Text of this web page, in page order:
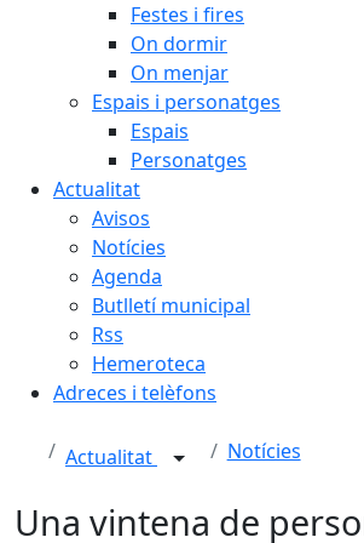
Festes i fires
On dormir
On menjar
Espais i personatges
Espais
Personatges
Actualitat
Avisos
Notícies
Agenda
Butlletí municipal
Rss
Hemeroteca
Adreces i telèfons
Actualitat Notícies
Una vintena de